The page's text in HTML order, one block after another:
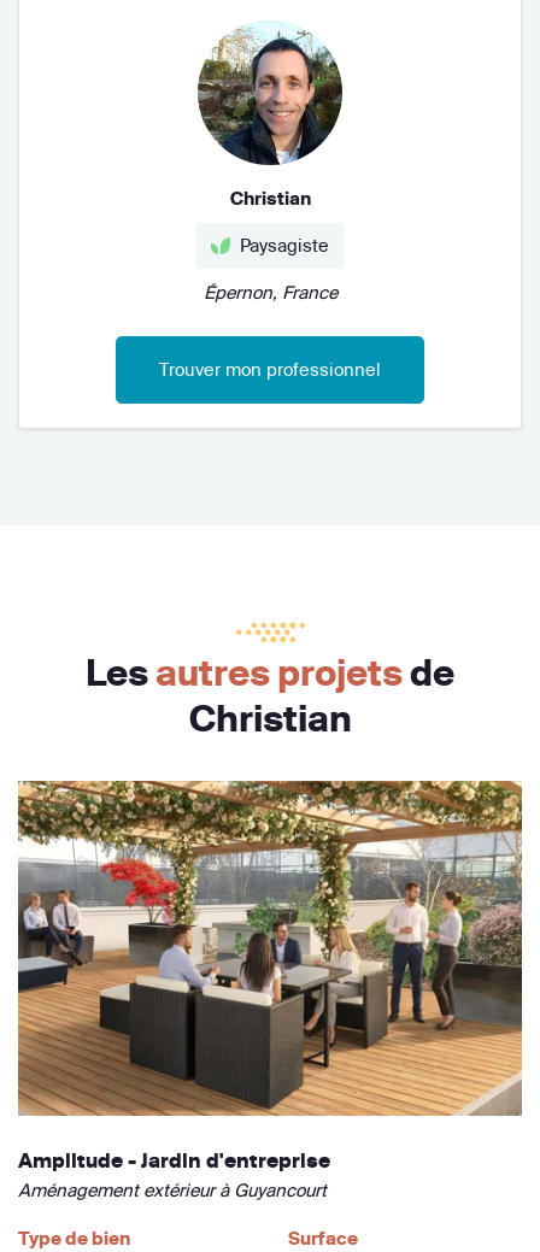
Christian
Paysagiste
Épernon, France
Trouver mon professionnel
Lesautres projetsde
Christian
Amplitude - Jardin d'entreprise
Aménagement extérieur à Guyancourt
Type de bien
Surface